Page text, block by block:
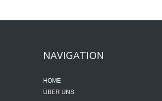
NAVIGATION
HOME
ÜBER UNS